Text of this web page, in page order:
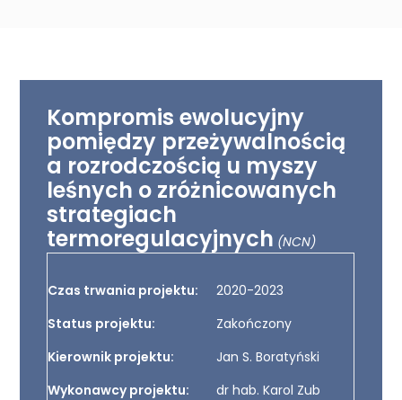
Kompromis ewolucyjny
pomiędzy przeżywalnością
a rozrodczością u myszy
leśnych o zróżnicowanych
strategiach
termoregulacyjnych (NCN)
Czas trwania projektu:
2020-2023
Status projektu:
Zakończony
Kierownik projektu:
Jan S. Boratyński
Wykonawcy projektu:
dr hab. Karol Zub